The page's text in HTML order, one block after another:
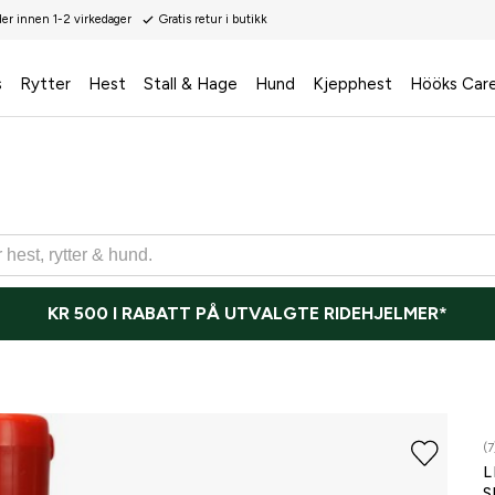
innen 1-2 virkedager Gratis retur i butikk
Rytter Hest Stall & Hage Hund Kjepphest Hööks
KR 500 I RABATT PÅ UTVALGTE RIDEHJELMER*